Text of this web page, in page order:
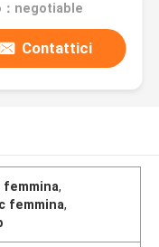
：negotiable
Contattici
femmina,
femmina,